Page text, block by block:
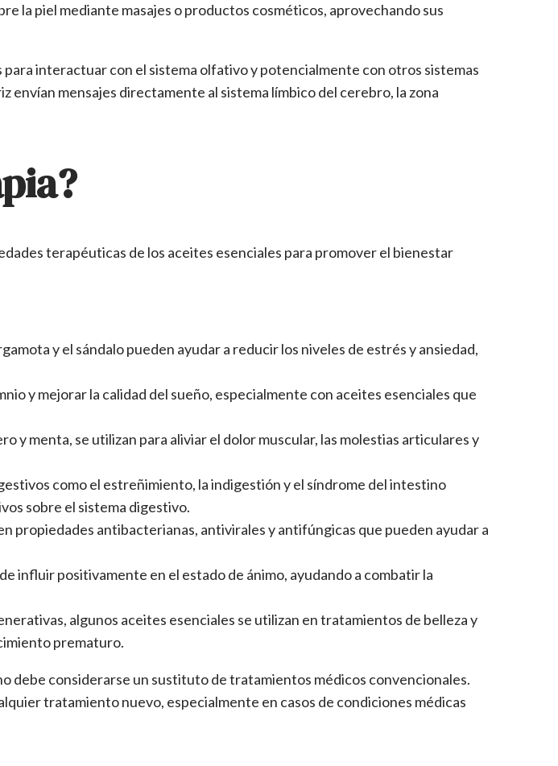
la piel mediante masajes o productos cosméticos, aprovechando sus
interactuar con el sistema olfativo y potencialmente con otros sistemas
envían mensajes directamente al sistema límbico del cerebro, la zona
terapéuticas de los aceites esenciales para promover el bienestar
y el sándalo pueden ayudar a reducir los niveles de estrés y ansiedad,
y mejorar la calidad del sueño, especialmente con aceites esenciales que
y menta, se utilizan para aliviar el dolor muscular, las molestias articulares y
como el estreñimiento, la indigestión y el síndrome del intestino
sobre el sistema digestivo.
propiedades antibacterianas, antivirales y antifúngicas que pueden ayudar a
influir positivamente en el estado de ánimo, ayudando a combatir la
algunos aceites esenciales se utilizan en tratamientos de belleza y
prematuro.
debe considerarse un sustituto de tratamientos médicos convencionales.
tratamiento nuevo, especialmente en casos de condiciones médicas